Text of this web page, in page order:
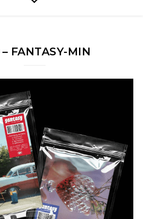
– FANTASY-MIN